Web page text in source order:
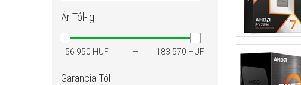
ÁrTól-ig
56 950 HUF 183 570 HUF
Garancia Tól